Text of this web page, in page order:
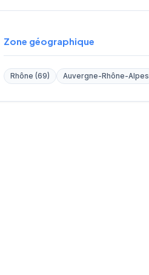
Zone géographique
Rhône (69) Auvergne-Rhône-Alpes